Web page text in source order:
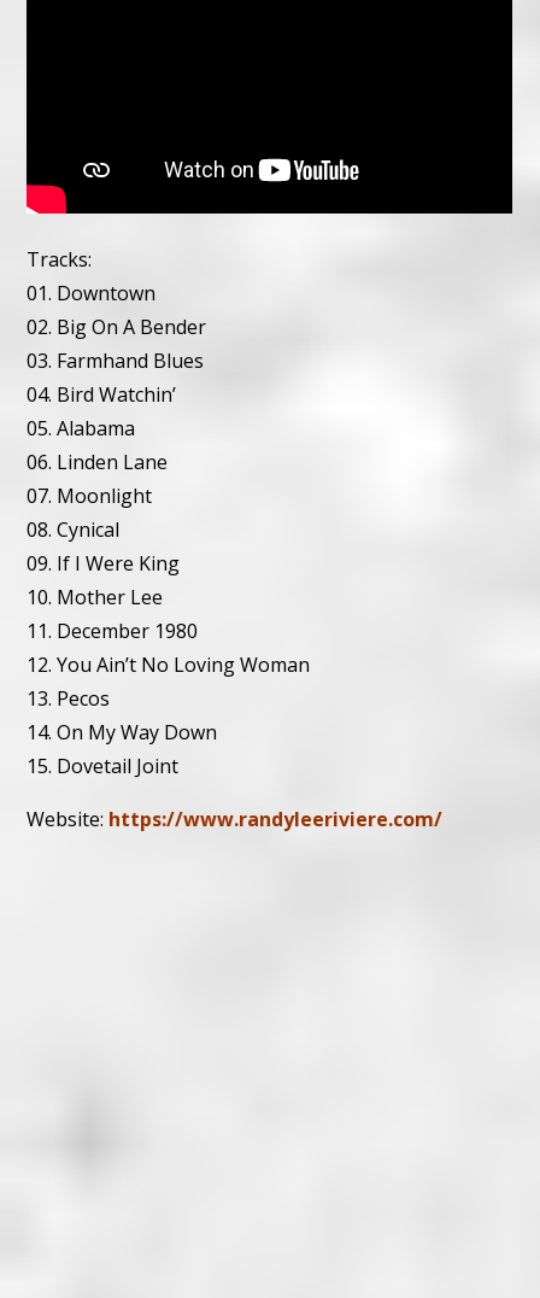
Tracks:
01. Downtown
02. Big On A Bender
03. Farmhand Blues
04. Bird Watchin’
05. Alabama
06. Linden Lane
07. Moonlight
08. Cynical
09. If I Were King
10. Mother Lee
11. December 1980
12. You Ain’t No Loving Woman
13. Pecos
14. On My Way Down
15. Dovetail Joint
Website: https://www.randyleeriviere.com/